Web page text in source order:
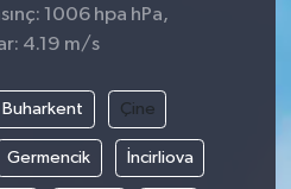
1006 hpa hPa,
4.19 m/s
Buharkent Çine
Germencik İncirliova